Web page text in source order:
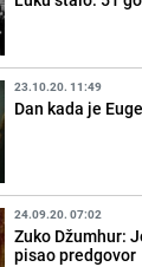
23.10.20. 11:49
Dan kada je
24.09.20. 07:02
Zuko Džumhur:
pisao predgovor